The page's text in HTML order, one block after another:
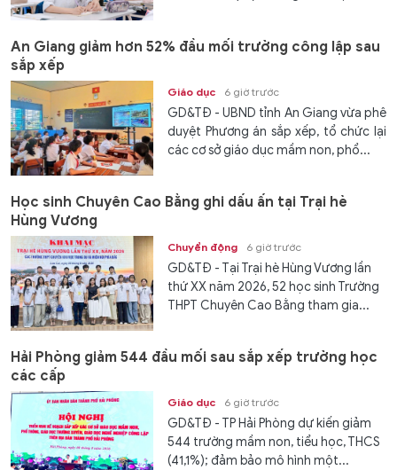
An Giang giảm hơn 52% đầu mối trường công lập sau
sắp xếp
Giáo dục 6 giờ trước
GD&TĐ - UBND tỉnh An Giang vừa phê
duyệt Phương án sắp xếp, tổ chức lại
các cơ sở giáo dục mầm non, phổ...
Học sinh Chuyên Cao Bằng ghi dấu ấn tại Trại hè
Hùng Vương
Chuyển động 6 giờ trước
GD&TĐ - Tại Trại hè Hùng Vương lần
thứ XX năm 2026, 52 học sinh Trường
THPT Chuyên Cao Bằng tham gia...
Hải Phòng giảm 544 đầu mối sau sắp xếp trường học
các cấp
Giáo dục 6 giờ trước
GD&TĐ - TP Hải Phòng dự kiến giảm
544 trường mầm non, tiểu học, THCS
(41,1%); đảm bảo mô hình một...